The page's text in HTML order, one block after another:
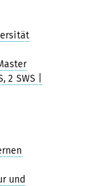
SWS |
und